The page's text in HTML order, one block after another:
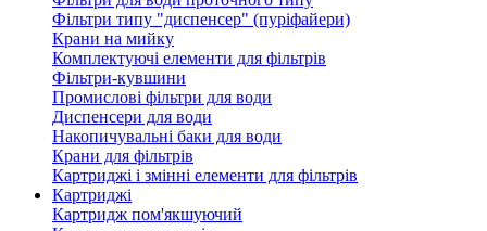
Фільтри типу "диспенсер" (пуріфайери)
Крани на мийку
Комплектуючі елементи для фільтрів
Фільтри-кувшини
Промислові фільтри для води
Диспенсери для води
Накопичувальні баки для води
Крани для фільтрів
Картриджі і змінні елементи для фільтрів
Картриджі
Картридж пом'якшуючий